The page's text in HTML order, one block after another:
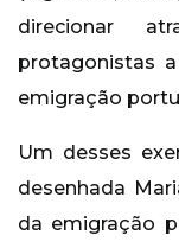
direcionar
protagonistas
emigração
Um desses
desenhada
da emigração